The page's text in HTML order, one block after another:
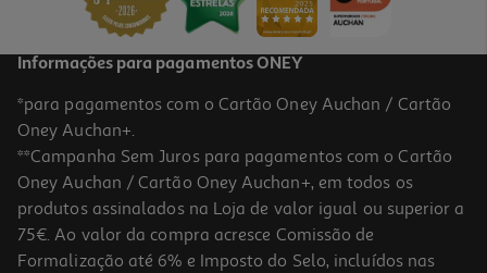
Informações para pagamentos ONEY
*para pagamentos com o Cartão Oney Auchan / Cartão
Oney Auchan+.
**Campanha Sem Juros para pagamentos com o Cartão
Oney Auchan / Cartão Oney Auchan+, em todos os
produtos assinalados na Loja de valor igual ou superior a
75€. Ao valor da compra acresce Comissão de
Formalização até 6% e Imposto do Selo, incluídos nas